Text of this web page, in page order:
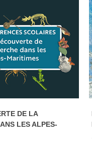
DE LA
LES ALPES-